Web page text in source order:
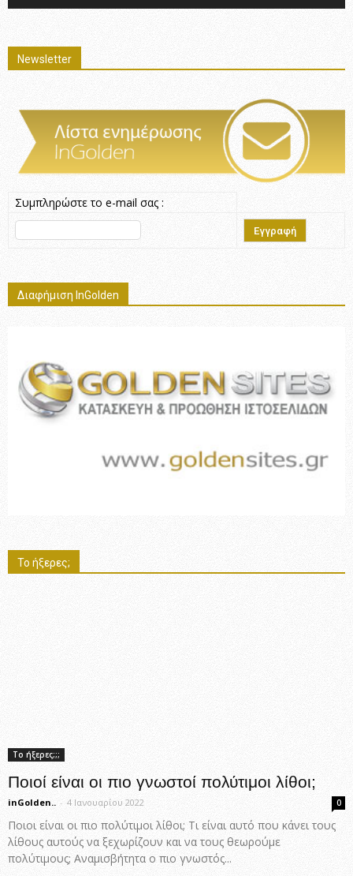
Newsletter
Συμπληρώστε το e-mail σας :
Διαφήμιση InGolden
Το ήξερες;
Το ήξερες;;;
Ποιοί είναι οι πιο γνωστοί πολύτιμοι λίθοι;
inGolden.. - 4 Ιανουαρίου 2022 0
Ποιοι είναι οι πιο πολύτιμοι λίθοι; Τι είναι αυτό που κάνει τους
λίθους αυτούς να ξεχωρίζουν και να τους θεωρούμε
πολύτιμους; Αναμισβήτητα ο πιο γνωστός...